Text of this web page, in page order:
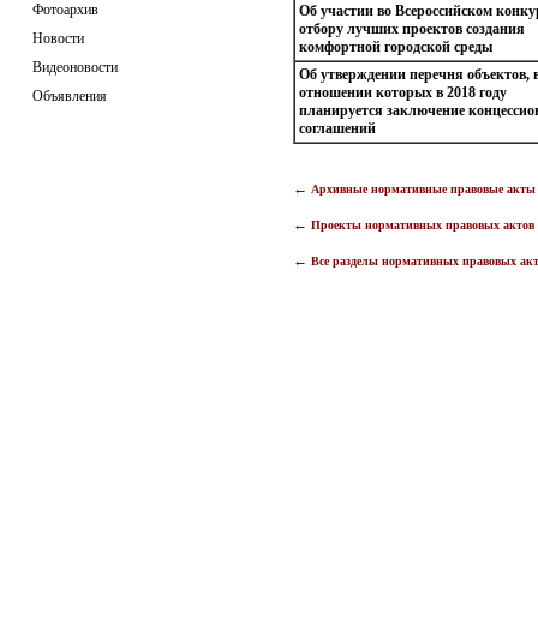
Фотоархив
Новости
Видеоновости
Объявления
Об участии во Всероссийском
отбору лучших проектов создания
комфортной городской среды
Об утверждении перечня объектов,
отношении которых в 2018 году
планируется заключение
соглашений
← Архивные нормативные правовые
← Проекты нормативных правовых
← Все разделы нормативных правовых